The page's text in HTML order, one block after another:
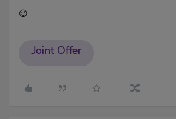
😉
Joint Offer